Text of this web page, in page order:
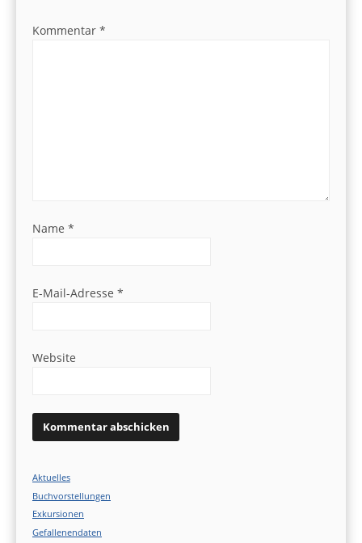
Kommentar *
Name *
E-Mail-Adresse *
Website
Aktuelles
Buchvorstellungen
Exkursionen
Gefallenendaten